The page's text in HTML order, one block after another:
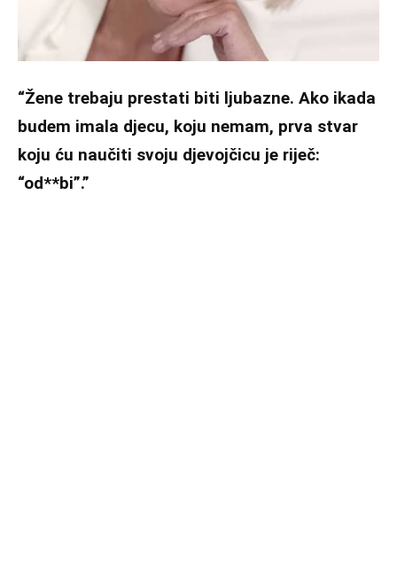
“Žene trebaju prestati biti ljubazne. Ako ikada
budem imala djecu, koju nemam, prva stvar
koju ću naučiti svoju djevojčicu je riječ:
“od**bi”.”